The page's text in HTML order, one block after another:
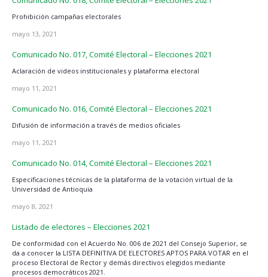
Prohibición campañas electorales
mayo 13, 2021
Comunicado No. 017, Comité Electoral – Elecciones 2021
Aclaración de videos institucionales y plataforma electoral
mayo 11, 2021
Comunicado No. 016, Comité Electoral – Elecciones 2021
Difusión de información a través de medios oficiales
mayo 11, 2021
Comunicado No. 014, Comité Electoral – Elecciones 2021
Especificaciones técnicas de la plataforma de la votación virtual de la
Universidad de Antioquia
mayo 8, 2021
Listado de electores – Elecciones 2021
De conformidad con el Acuerdo No. 006 de 2021 del Consejo Superior, se
da a conocer la LISTA DEFINITIVA DE ELECTORES APTOS PARA VOTAR en el
proceso Electoral de Rector y demás directivos elegidos mediante
procesos democráticos 2021.